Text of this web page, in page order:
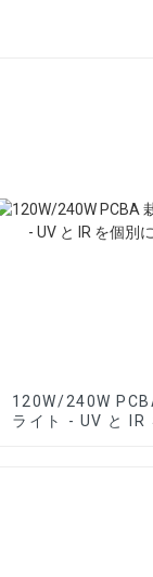
120W/240W
ライト - UV と IR